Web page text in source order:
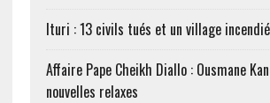
Ituri : 13 civils tués et un village
Affaire Pape Cheikh Diallo : Ousmane
nouvelles relaxes